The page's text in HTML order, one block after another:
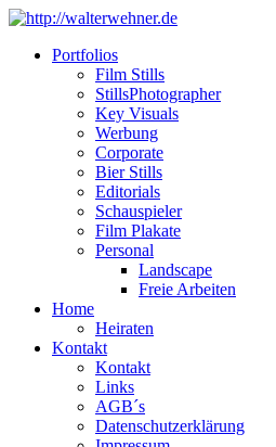
Portfolios
Film Stills
StillsPhotographer
Key Visuals
Werbung
Corporate
Bier Stills
Editorials
Schauspieler
Film Plakate
Personal
Landscape
Freie Arbeiten
Home
Heiraten
Kontakt
Kontakt
Links
AGB´s
Datenschutzerklärung